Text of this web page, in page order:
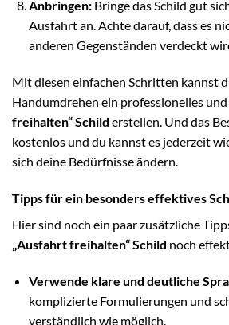
Anbringen:Bringe das Schild gut
Ausfahrt an. Achte darauf, dass es
anderen Gegenständen verdeckt
Mit diesen einfachen Schritten kannst
Handumdrehen ein professionelles
freihalten“ Schild erstellen. Und das
kostenlos und du kannst es jederzeit
sich deine Bedürfnisse ändern.
Tipps für ein besonders effektives
Hier sind noch ein paar zusätzliche
„Ausfahrt freihalten“ Schild noch
Verwende klare und deutliche
komplizierte Formulierungen und
verständlich wie möglich.